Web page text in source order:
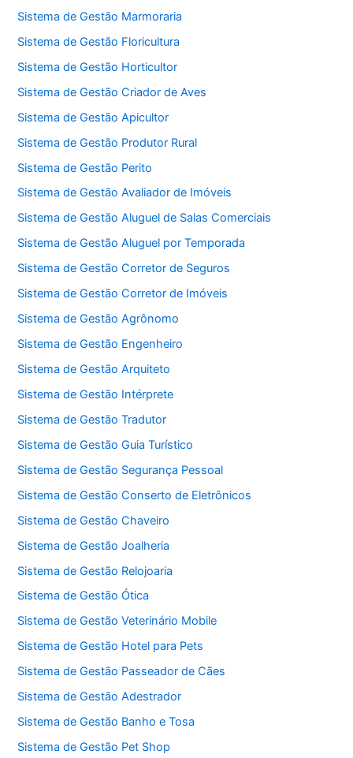
Sistema de Gestão Marmoraria
Sistema de Gestão Floricultura
Sistema de Gestão Horticultor
Sistema de Gestão Criador de Aves
Sistema de Gestão Apicultor
Sistema de Gestão Produtor Rural
Sistema de Gestão Perito
Sistema de Gestão Avaliador de Imóveis
Sistema de Gestão Aluguel de Salas Comerciais
Sistema de Gestão Aluguel por Temporada
Sistema de Gestão Corretor de Seguros
Sistema de Gestão Corretor de Imóveis
Sistema de Gestão Agrônomo
Sistema de Gestão Engenheiro
Sistema de Gestão Arquiteto
Sistema de Gestão Intérprete
Sistema de Gestão Tradutor
Sistema de Gestão Guia Turístico
Sistema de Gestão Segurança Pessoal
Sistema de Gestão Conserto de Eletrônicos
Sistema de Gestão Chaveiro
Sistema de Gestão Joalheria
Sistema de Gestão Relojoaria
Sistema de Gestão Ótica
Sistema de Gestão Veterinário Mobile
Sistema de Gestão Hotel para Pets
Sistema de Gestão Passeador de Cães
Sistema de Gestão Adestrador
Sistema de Gestão Banho e Tosa
Sistema de Gestão Pet Shop